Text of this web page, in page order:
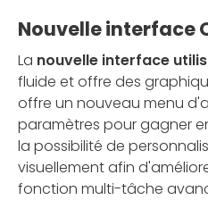
Nouvelle interface
La nouvelle interface
fluide et offre des
offre un nouveau menu
paramètres pour gagner
la possibilité de
visuellement afin
fonction multi-tâche